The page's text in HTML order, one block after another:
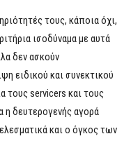
τους, κάποια όχι,
ισοδύναμα με αυτά
δεν ασκούν
ειδικού και συνεκτικού
τους servicers και τους
η δευτερογενής αγορά
και ο όγκος των